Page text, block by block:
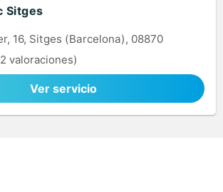
Sitges
16, Sitges (Barcelona), 08870
valoraciones)
Ver servicio